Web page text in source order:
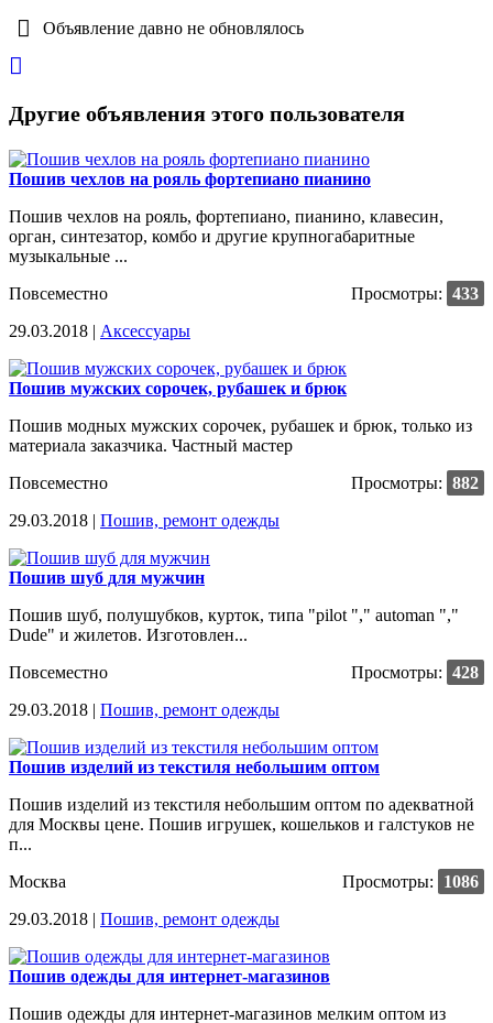
Объявление давно не обновлялось
Другие объявления этого пользователя
Пошив чехлов на рояль фортепиано пианино
Пошив чехлов на рояль, фортепиано, пианино, клавесин,
орган, синтезатор, комбо и другие крупногабаритные
музыкальные ...
Повсеместно
Просмотры: 433
29.03.2018 | Аксессуары
Пошив мужских сорочек, рубашек и брюк
Пошив модных мужских сорочек, рубашек и брюк, только из
материала заказчика. Частный мастер
Повсеместно
Просмотры: 882
29.03.2018 | Пошив, ремонт одежды
Пошив шуб для мужчин
Пошив шуб, полушубков, курток, типа "pilot "," automan ","
Dude" и жилетов. Изготовлен...
Повсеместно
Просмотры: 428
29.03.2018 | Пошив, ремонт одежды
Пошив изделий из текстиля небольшим оптом
Пошив изделий из текстиля небольшим оптом по адекватной
для Москвы цене. Пошив игрушек, кошельков и галстуков не
п...
Москва
Просмотры:
1086
29.03.2018 | Пошив, ремонт одежды
Пошив одежды для интернет-магазинов
Пошив одежды для интернет-магазинов мелким оптом из